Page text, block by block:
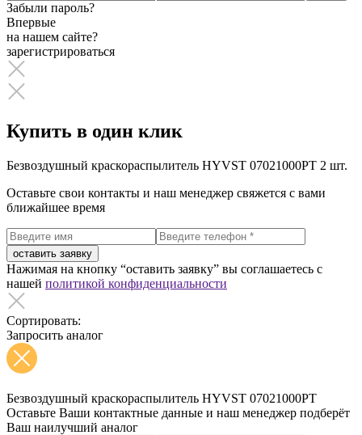
Забыли пароль?
Впервые
на нашем сайте?
зарегистрироваться
Купить в один клик
Безвоздушный краскораспылитель HYVST 07021000PT 2 шт.
Оставьте свои контакты и наш менеджер свяжется с вами
ближайшее время
оставить заявку
Нажимая на кнопку “оставить заявку” вы соглашаетесь с
нашей политикой конфиденциальности
Сортировать:
Запросить аналог
Безвоздушный краскораспылитель HYVST 07021000PT
Оставьте Ваши контактные данные и наш менеджер подберёт
Ваш наилучший аналог